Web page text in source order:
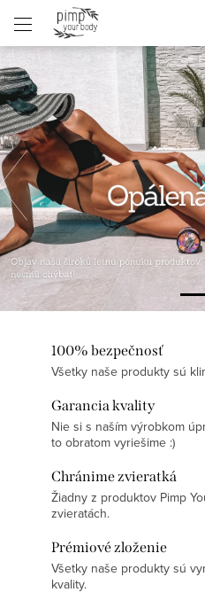
obsah
100% bezpečnosť
Všetky naše produkty sú
Garancia kvality
Nie si s naším výrobkom
to obratom vyriešime :)
Chránime zvieratká
Žiadny z produktov Pimp
zvieratách.
Prémiové zloženie
Všetky naše produkty sú
kvality.